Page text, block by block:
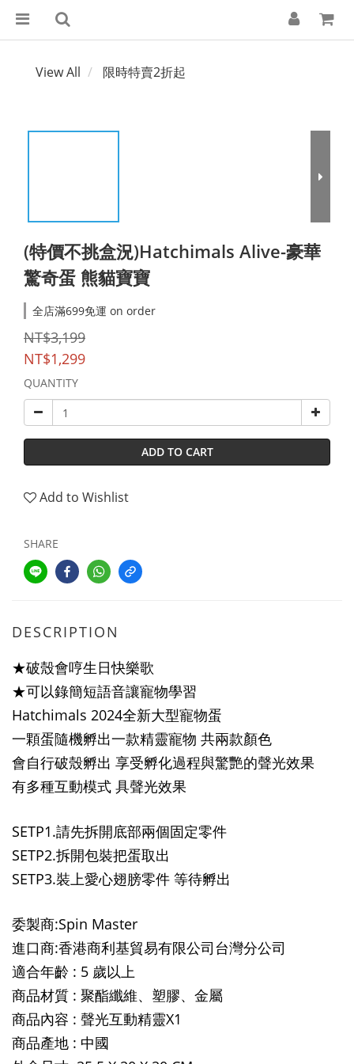
View All 限時特賣2折起
(特價不挑盒況)Hatchimals Alive-豪華
驚奇蛋 熊貓寶寶
全店滿699免運 on order
NT$3,199
NT$1,299
QUANTITY
ADD TO CART
Add to Wishlist
SHARE
DESCRIPTION
★破殼會哼生日快樂歌
★可以錄簡短語音讓寵物學習
Hatchimals 2024全新大型寵物蛋
一顆蛋隨機孵出一款精靈寵物 共兩款顏色
會自行破殼孵出 享受孵化過程與驚艷的聲光效果
有多種互動模式 具聲光效果
SETP1.請先拆開底部兩個固定零件
SETP2.拆開包裝把蛋取出
SETP3.裝上愛心翅膀零件 等待孵出
委製商:Spin Master
進口商:香港商利基貿易有限公司台灣分公司
適合年齡 : 5 歲以上
商品材質 : 聚酯纖維、塑膠、金屬
商品內容 : 聲光互動精靈X1
商品產地 : 中國